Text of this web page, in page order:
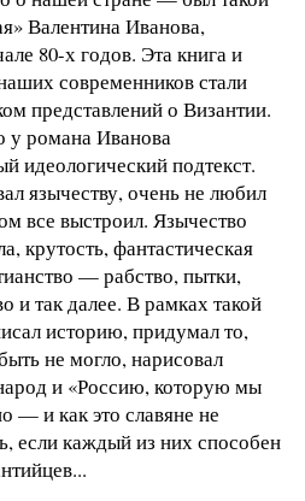
Валентина Иванова,
80-х годов. Эта книга и
современников стали
представлений о Византии.
у романа Иванова
идеологический подтекст.
язычеству, очень не любил
все выстроил. Язычество
крутость, фантастическая
— рабство, пытки,
и так далее. В рамках такой
историю, придумал то,
не могло, нарисовал
и «Россию, которую мы
— и как это славяне не
если каждый из них способен